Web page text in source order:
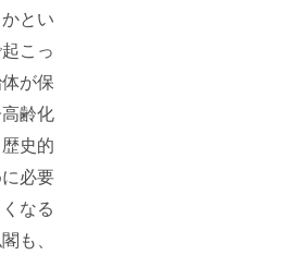
とい
こっ
が保
齢化
史的
必要
なる
も、